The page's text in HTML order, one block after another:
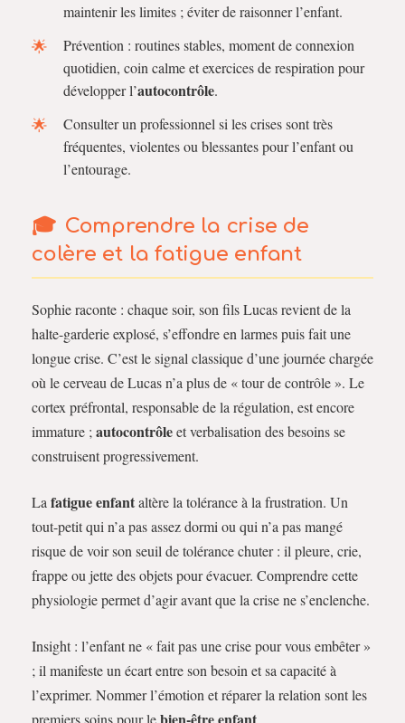
maintenir les limites ; éviter de raisonner l’enfant.
Prévention : routines stables, moment de connexion
quotidien, coin calme et exercices de respiration pour
développer l’autocontrôle.
Consulter un professionnel si les crises sont très
fréquentes, violentes ou blessantes pour l’enfant ou
l’entourage.
Comprendre la crise de
colère et lafatigue enfant
Sophie raconte : chaque soir, son fils Lucas revient de la
halte-garderie explosé, s’effondre en larmes puis fait une
longue crise. C’est le signal classique d’une journée chargée
où le cerveau de Lucas n’a plus de « tour de contrôle ». Le
cortex préfrontal, responsable de la régulation, est encore
immature ; autocontrôleet verbalisation des besoins se
construisent progressivement.
La fatigue enfantaltère la tolérance à la frustration. Un
tout-petit qui n’a pas assez dormi ou qui n’a pas mangé
risque de voir son seuil de tolérance chuter : il pleure, crie,
frappe ou jette des objets pour évacuer. Comprendre cette
physiologie permet d’agir avant que la crise ne s’enclenche.
Insight : l’enfant ne « fait pas une crise pour vous embêter »
; il manifeste un écart entre son besoin et sa capacité à
l’exprimer. Nommer l’émotion et réparer la relation sont les
premiers soins pour lebien-être enfant.